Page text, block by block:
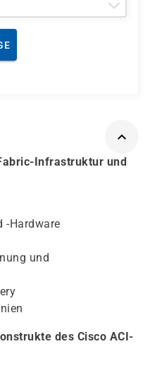
Infrastruktur und
-Hardware
und
des Cisco ACI-